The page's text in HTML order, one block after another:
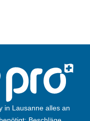
in Lausanne alles an